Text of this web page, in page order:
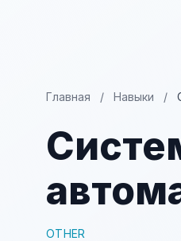
Главная / Навыки /
OTHER